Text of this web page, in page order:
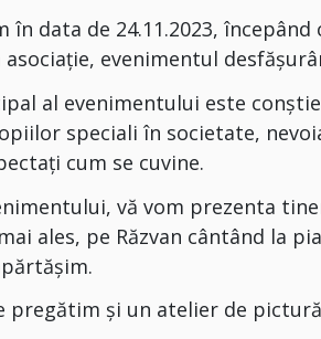
în data de 24.11.2023,
evenimentul
al evenimentului este
speciali în societate,
cum se cuvine.
vă vom prezenta
ales, pe Răzvan cântând la
pregătim și un atelier de